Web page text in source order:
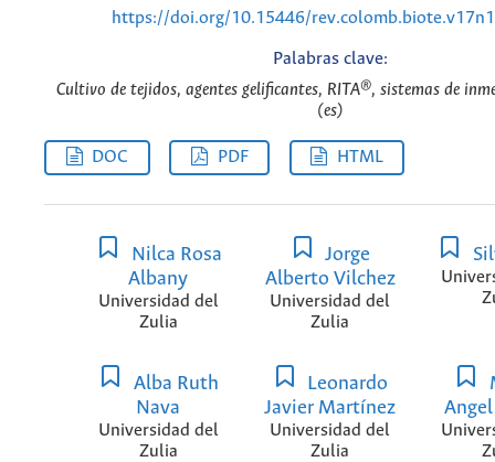
https://doi.org/10.15446/
Palabras clave:
Cultivo de tejidos, agentes gelificantes, RITA®, sistemas de
(es)
DOC PDF HTML
Nilca Rosa
Albany
Universidad del
Zulia
Jorge
Alberto Vilchez
Universidad del
Zulia
Alba Ruth
Nava
Universidad del
Zulia
Leonardo
Javier Martínez
Universidad del
Zulia